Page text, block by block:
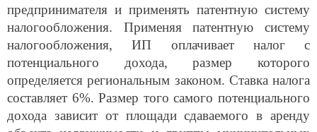
предпринимателя и применять патентную систему
налогообложения. Применяя патентную систему
налогообложения, ИП оплачивает налог с
потенциального дохода, размер которого
определяется региональным законом. Ставка налога
составляет 6%. Размер того самого потенциального
дохода зависит от площади сдаваемого в аренду